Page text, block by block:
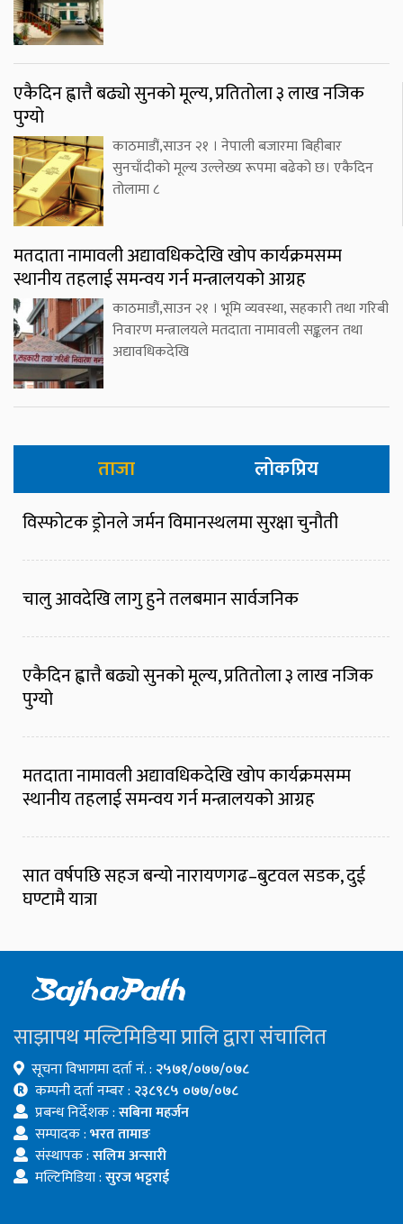
एकैदिन ह्वात्तै बढ्यो सुनको मूल्य, प्रतितोला ३ लाख नजिक
पुग्यो
काठमाडौं,साउन २१ । नेपाली बजारमा बिहीबार
सुनचाँदीको मूल्य उल्लेख्य रूपमा बढेको छ। एकैदिन
तोलामा ८
मतदाता नामावली अद्यावधिकदेखि खोप कार्यक्रमसम्म
स्थानीय तहलाई समन्वय गर्न मन्त्रालयको आग्रह
काठमाडौं,साउन २१ । भूमि व्यवस्था, सहकारी तथा गरिबी
निवारण मन्त्रालयले मतदाता नामावली सङ्कलन तथा
अद्यावधिकदेखि
ताजा लोकप्रिय
विस्फोटक ड्रोनले जर्मन विमानस्थलमा सुरक्षा चुनौती
चालु आवदेखि लागु हुने तलबमान सार्वजनिक
एकैदिन ह्वात्तै बढ्यो सुनको मूल्य, प्रतितोला ३ लाख नजिक
पुग्यो
मतदाता नामावली अद्यावधिकदेखि खोप कार्यक्रमसम्म
स्थानीय तहलाई समन्वय गर्न मन्त्रालयको आग्रह
सात वर्षपछि सहज बन्यो नारायणगढ–बुटवल सडक, दुई
घण्टामै यात्रा
साझापथ मल्टिमिडिया प्रालि द्वारा संचालित
सूचना विभागमा दर्ता नं. : २५७१/०७७/०७८
कम्पनी दर्ता नम्बर : २३८९८५ ०७७/०७८
प्रबन्ध निर्देशक :सबिना महर्जन
सम्पादक :भरत तामाङ
संस्थापक :सलिम अन्सारी
मल्टिमिडिया :सुरज भट्टराई